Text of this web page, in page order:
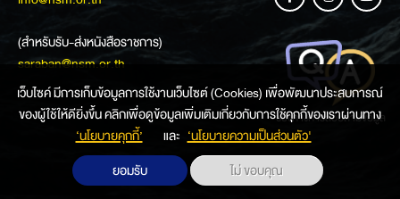
(สำหรับรับ-ส่งหนังสือราชการ)
saraban@nsm.or.th
ช่องทางการสอบถามข้อมูล
เว็บไซค์ มีการเก็บข้อมูลการใช้งานเว็บไซต์ (Cookies) เพื่อพัฒนาประสบการณ์
ของผู้ใช้ให้ดียิ่งขึ้น คลิกเพื่อดูข้อมูลเพิ่มเติมเกี่ยวกับการใช้คุกกี้ของเราผ่านทาง
‘นโยบายคุกกี้’
และ ‘นโยบายความเป็นส่วนตัว'
ยอมรับ
ไม่ ขอบคุณ